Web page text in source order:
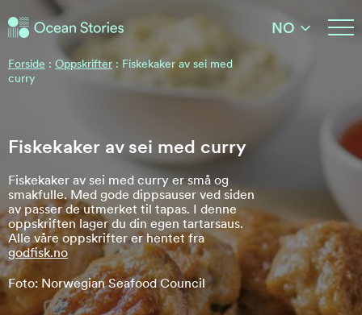
Ocean Stories
NO
Forside : Oppskrifter : Fiskekaker av sei med
curry
Fiskekaker av sei med curry
Fiskekaker av sei med curry er små og
smakfulle. Med gode dippsauser ved siden
av passer de utmerket til tapas. I denne
oppskriften lager du din egen tartarsaus.
Alle våre oppskrifter er hentet fra
godfisk.no
Foto: Norwegian Seafood Council